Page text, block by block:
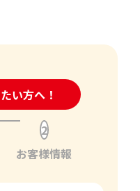
い方へ！
せフォーム
2
お客様情報